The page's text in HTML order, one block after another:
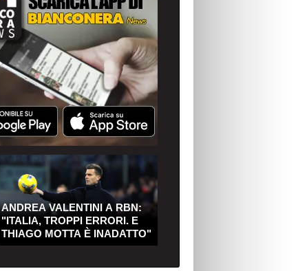
ANDREA VALENTINI A RBN:
"ITALIA, TROPPI ERRORI. E
THIAGO MOTTA È INADATTO"